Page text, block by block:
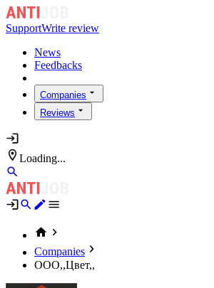
SupportWrite review
News
Feedbacks
Companies
Reviews
Loading...
Companies
ООО,,Цвет,,